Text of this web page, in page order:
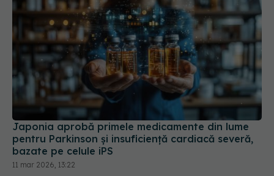
Japonia aprobă primele medicamente din lume
pentru Parkinson și insuficiență cardiacă severă,
bazate pe celule iPS
11 mar 2026, 13:22